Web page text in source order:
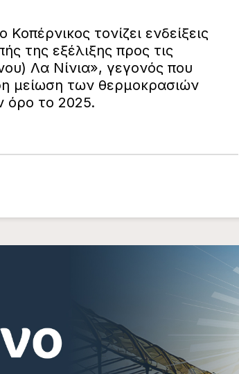
τονίζει ενδείξεις
της εξέλιξης προς τις
Λα Νίνια», γεγονός που
μείωση των θερμοκρασιών
όρο το 2025.